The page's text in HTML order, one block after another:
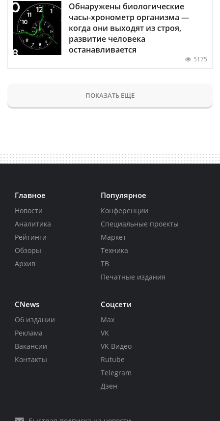
Обнаружены биологические
часы-хронометр организма —
когда они выходят из строя,
развитие человека
останавливается
5175
ПОКАЗАТЬ ЕЩЕ
Главное
Новости
Аналитика
Рейтинги
Обзоры
Архив
Популярное
Конференции
Специальные проекты
Маркет
Техника
ТВ
Печатные издания
CNews
Об издании
Реклама
Вакансии
Контакты
Соцсети
Max
VK
VK Видео
Rutube
Telegram
Дзен